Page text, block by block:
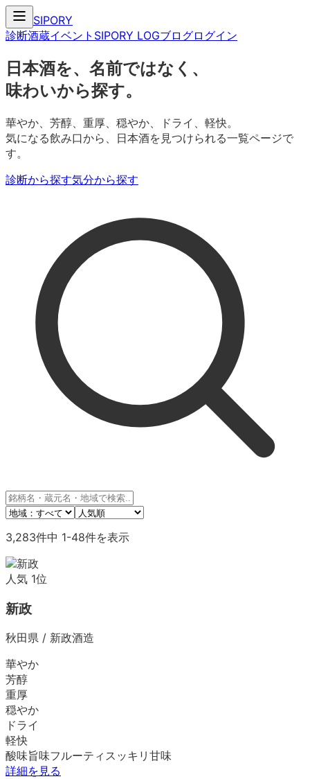
SIPORY
診断酒蔵イベント SIPORY LOGブログログイン
日本酒を、名前ではなく、
味わいから探す。
華やか、芳醇、重厚、穏やか、ドライ、軽快。
気になる飲み口から、日本酒を見つけられる一覧ページで
す。
診断から探す気分から探す
3,283件中 1-48件を表示
人気 1位
新政
秋田県 / 新政酒造
華やか
芳醇
重厚
穏やか
ドライ
軽快
酸味旨味フルーティ スッキリ 甘味
詳細を見る